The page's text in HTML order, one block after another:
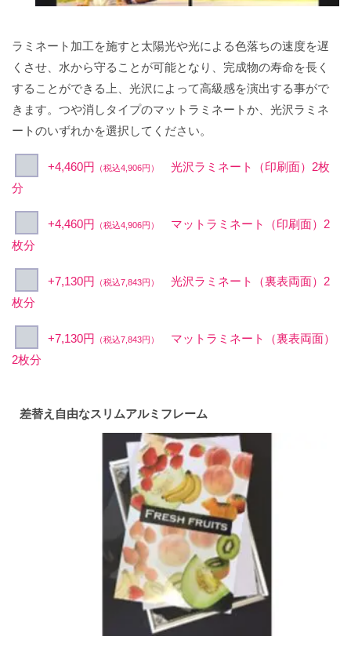
ラミネート加工を施すと太陽光や光による色落ちの速度を遅
くさせ、水から守ることが可能となり、完成物の寿命を長く
することができる上、光沢によって高級感を演出する事がで
きます。つや消しタイプのマットラミネートか、光沢ラミネ
ートのいずれかを選択してください。
+4,460円 （税込4,906円）
光沢ラミネート（印刷面）2枚
分
+4,460円 （税込4,906円）
マットラミネート（印刷面）2
枚分
+7,130円 （税込7,843円）
光沢ラミネート（裏表両面）2
枚分
+7,130円 （税込7,843円）
マットラミネート（裏表両面）
2枚分
差替え自由なスリムアルミフレーム